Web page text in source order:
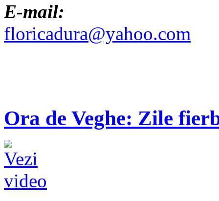
E-mail:
floricadura@yahoo.com
Ora de Veghe: Zile